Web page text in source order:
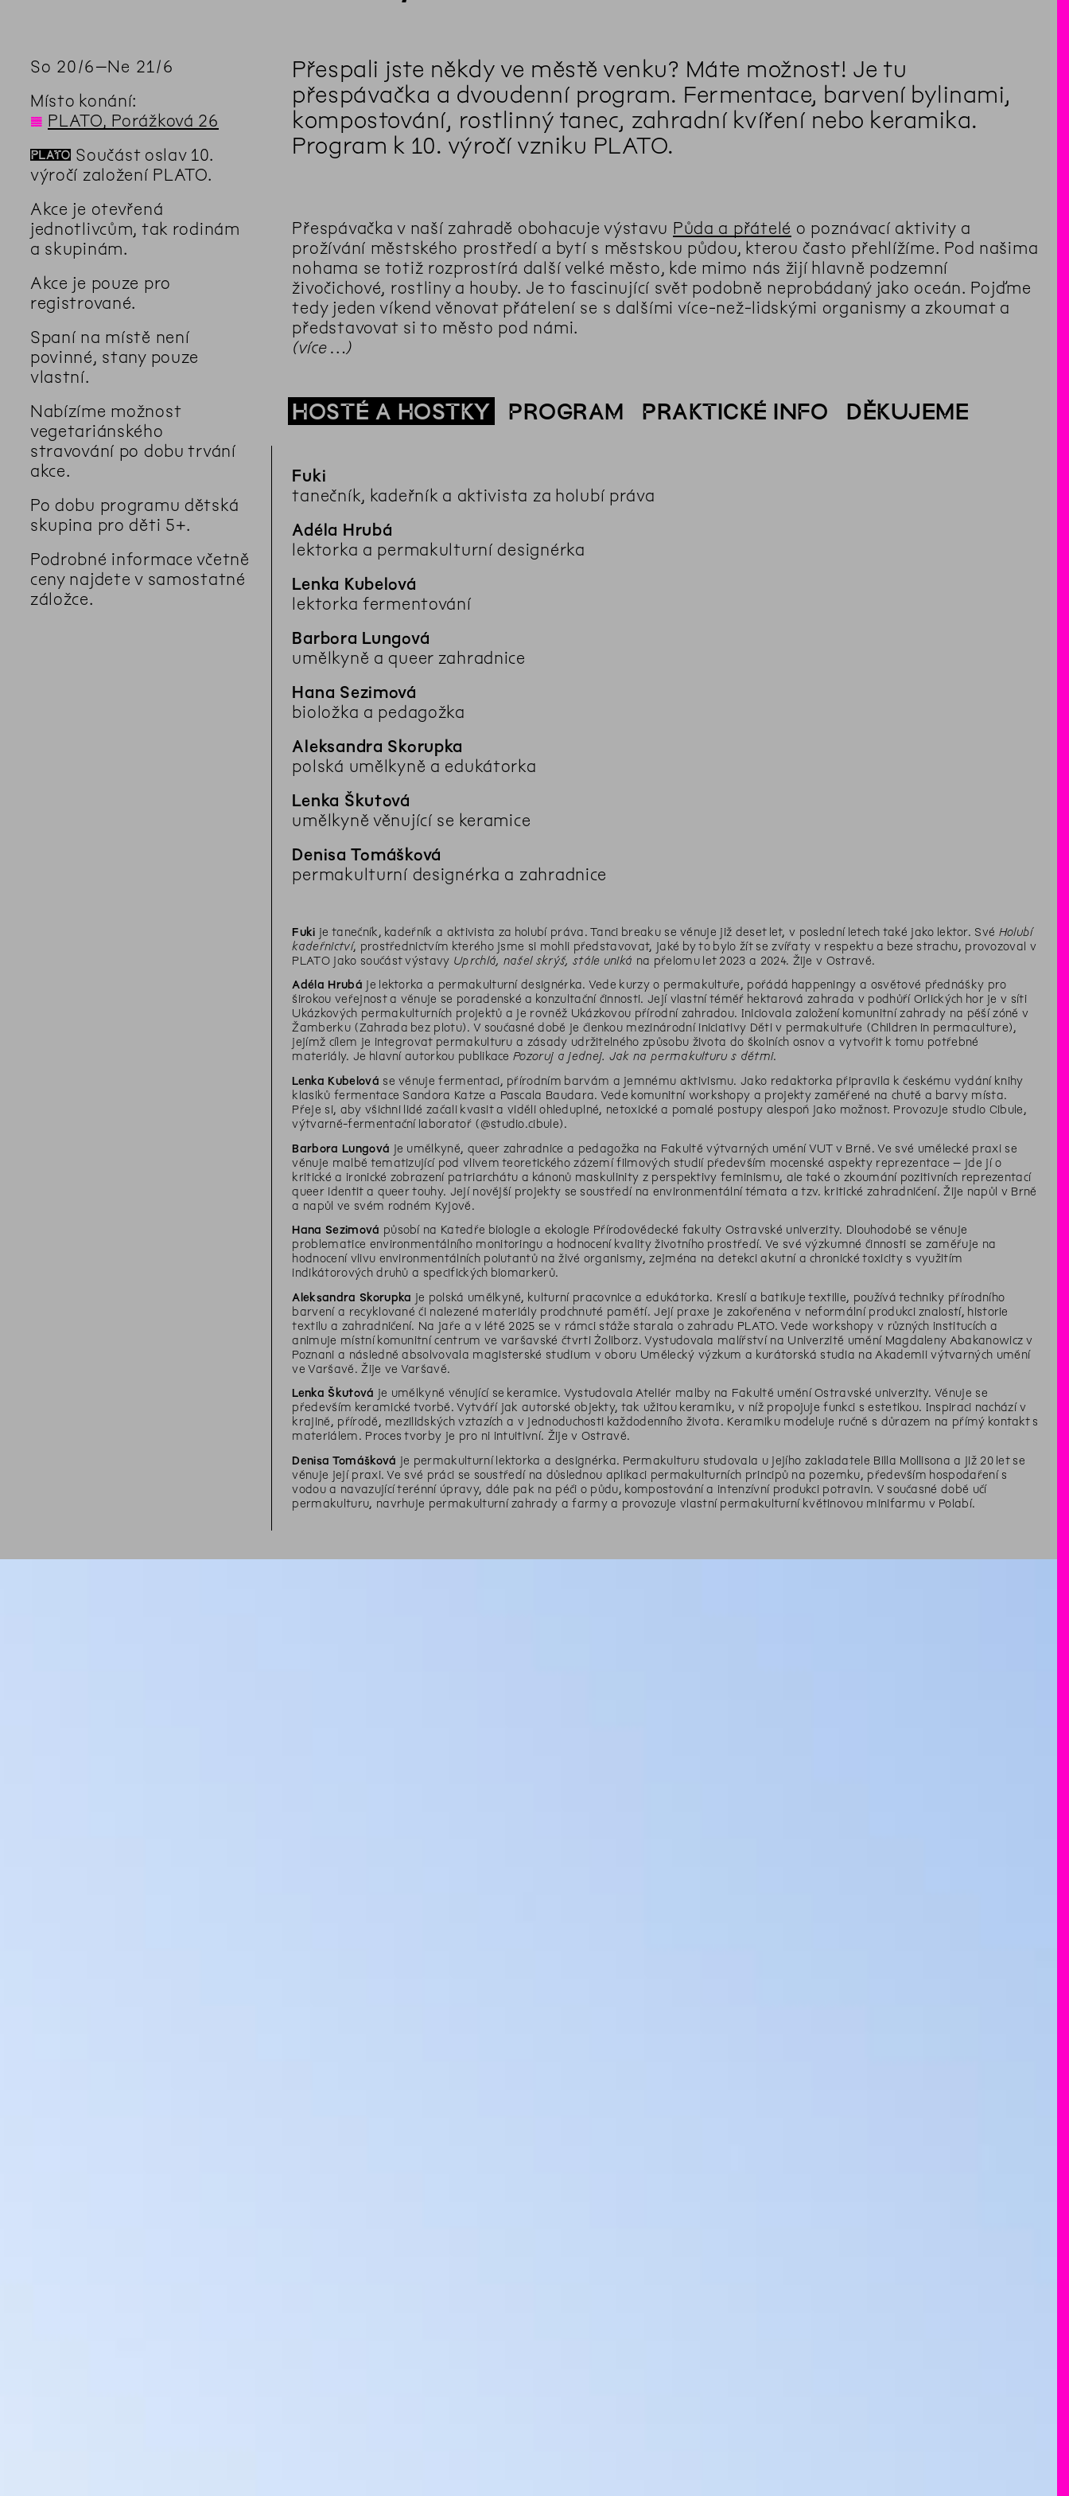
So 20 /6–Ne 21 /6
Místo konání:
◊ PLATO, Porážková 26
📛 Součást oslav 10.
výročí založení PLATO.
Akce je otevřená
jednotlivcům, tak rodinám
a skupinám.
Akce je pouze pro
registrované.
Spaní na místě není
povinné, stany pouze
vlastní.
Nabízíme možnost
vegetariánského
stravování po dobu trvání
akce.
Po dobu programu dětská
skupina pro děti 5+.
Podrobné informace včetně
ceny najdete v samostatné
záložce.
Přespali jste někdy ve městě venku? Máte možnost! Je tu
přespávačka a dvoudenní program. Fermentace, barvení bylinami,
kompostování, rostlinný tanec, zahradní kvíření nebo keramika.
Program k 10. výročí vzniku PLATO.
Přespávačka v naší zahradě obohacuje výstavu Půda a přátelé o poznávací aktivity a
prožívání městského prostředí a bytí s městskou půdou, kterou často přehlížíme. Pod našima
nohama se totiž rozprostírá další velké město, kde mimo nás žijí hlavně podzemní
živočichové, rostliny a houby. Je to fascinující svět podobně neprobádaný jako oceán. Pojďme
tedy jeden víkend věnovat přátelení se s dalšími více-než-lidskými organismy a zkoumat a
představovat si to město pod námi.
více …
HOSTÉ A HOSTKY PROGRAM PRAKTICKÉ INFO DĚKUJEME
Fuki
tanečník, kadeřník a aktivista za holubí práva
Adéla Hrubá
lektorka a permakulturní designérka
Lenka Kubelová
lektorka fermentování
Barbora Lungová
umělkyně a queer zahradnice
Hana Sezimová
bioložka a pedagožka
Aleksandra Skorupka
polská umělkyně a edukátorka
Lenka Škutová
umělkyně věnující se keramice
Denisa Tomášková
permakulturní designérka a zahradnice
Fuki je tanečník, kadeřník a aktivista za holubí práva. Tanci breaku se věnuje již deset let, v poslední letech také jako lektor. Své Holubí
kadeřnictví, prostřednictvím kterého jsme si mohli představovat, jaké by to bylo žít se zvířaty v respektu a beze strachu, provozoval v
PLATO jako součást výstavy Uprchlá, našel skrýš, stále uniká na přelomu let 2023 a 2024. Žije v Ostravě.
Adéla Hrubá je lektorka a permakulturní designérka. Vede kurzy o permakultuře, pořádá happeningy a osvětové přednášky pro
širokou veřejnost a věnuje se poradenské a konzultační činnosti. Její vlastní téměř hektarová zahrada v podhůří Orlických hor je v síti
Ukázkových permakulturních projektů a je rovněž Ukázkovou přírodní zahradou. Iniciovala založení komunitní zahrady na pěší zóně v
Žamberku (Zahrada bez plotu). V současné době je členkou mezinárodní iniciativy Děti v permakultuře (Children in permaculture),
jejímž cílem je integrovat permakulturu a zásady udržitelného způsobu života do školních osnov a vytvořit k tomu potřebné
materiály. Je hlavní autorkou publikacePozoruj a jednej. Jak na permakulturu s dětmi.
Lenka Kubelová se věnuje fermentaci, přírodním barvám a jemnému aktivismu. Jako redaktorka připravila k českému vydání knihy
klasiků fermentace Sandora Katze a Pascala Baudara. Vede komunitní workshopy a projekty zaměřené na chutě a barvy místa.
Přeje si, aby všichni lidé začali kvasit a viděli ohleduplné, netoxické a pomalé postupy alespoň jako možnost. Provozuje studio Cibule,
výtvarně-fermentační laboratoř (@studio.cibule).
Barbora Lungová je umělkyně, queer zahradnice a pedagožka na Fakultě výtvarných umění VUT v Brně. Ve své umělecké praxi se
věnuje malbě tematizující pod vlivem teoretického zázemí filmových studií především mocenské aspekty reprezentace – jde jí o
kritické a ironické zobrazení patriarchátu a kánonů maskulinity z perspektivy feminismu, ale také o zkoumání pozitivních reprezentací
queer identit a queer touhy. Její novější projekty se soustředí na environmentální témata a tzv. kritické zahradničení. Žije napůl v Brně
a napůl ve svém rodném Kyjově.
Hana Sezimová působí na Katedře biologie a ekologie Přírodovědecké fakulty Ostravské univerzity. Dlouhodobě se věnuje
problematice environmentálního monitoringu a hodnocení kvality životního prostředí. Ve své výzkumné činnosti se zaměřuje na
hodnocení vlivu environmentálních polutantů na živé organismy, zejména na detekci akutní a chronické toxicity s využitím
indikátorových druhů a specifických biomarkerů.
Aleksandra Skorupka je polská umělkyně, kulturní pracovnice a edukátorka. Kreslí a batikuje textilie, používá techniky přírodního
barvení a recyklované či nalezené materiály prodchnuté pamětí. Její praxe je zakořeněna v neformální produkci znalostí, historie
textilu a zahradničení. Na jaře a v létě 2025 se v rámci stáže starala o zahradu PLATO. Vede workshopy v různých institucích a
animuje místní komunitní centrum ve varšavské čtvrti Żoliborz. Vystudovala malířství na Univerzitě umění Magdaleny Abakanowicz v
Poznani a následně absolvovala magisterské studium v oboru Umělecký výzkum a kurátorská studia na Akademii výtvarných umění
ve Varšavě. Žije ve Varšavě.
Lenka Škutová je umělkyně věnující se keramice. Vystudovala Ateliér malby na Fakultě umění Ostravské univerzity. Věnuje se
především keramické tvorbě. Vytváří jak autorské objekty, tak užitou keramiku, v níž propojuje funkci s estetikou. Inspiraci nachází v
krajině, přírodě, mezilidských vztazích a v jednoduchosti každodenního života. Keramiku modeluje ručně s důrazem na přímý kontakt s
materiálem. Proces tvorby je pro ni intuitivní. Žije v Ostravě.
Denisa Tomášková je permakulturní lektorka a designérka. Permakulturu studovala u jejího zakladatele Billa Mollisona a již 20 let se
věnuje její praxi. Ve své práci se soustředí na důslednou aplikaci permakulturních principů na pozemku, především hospodaření s
vodou a navazující terénní úpravy, dále pak na péči o půdu, kompostování a intenzívní produkci potravin. V současné době učí
permakulturu, navrhuje permakulturní zahrady a farmy a provozuje vlastní permakulturní květinovou minifarmu v Polabí.